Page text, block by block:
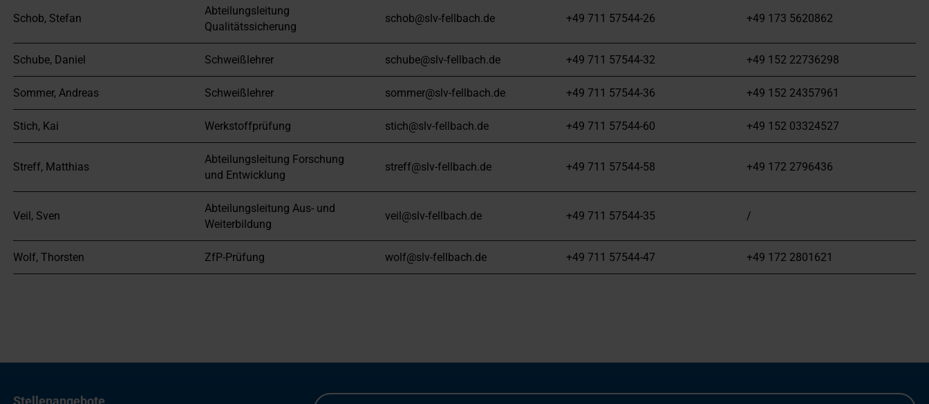
Schob, Stefan
Abteilungsleitung
Qualitätssicherung
schob@slv-fellbach.de +49 711 57544-26 +49 173 5620862
Schube, Daniel Schweißlehrer schube@slv-fellbach.de +49 711 57544-32 +49 152 22736298
Sommer, Andreas Schweißlehrer sommer@slv-fellbach.de +49 711 57544-36 +49 152 24357961
Stich, Kai Werkstoffprüfung stich@slv-fellbach.de +49 711 57544-60 +49 152 03324527
Streff, Matthias
Abteilungsleitung Forschung
und Entwicklung
streff@slv-fellbach.de +49 711 57544-58 +49 172 2796436
Veil, Sven
Abteilungsleitung Aus- und
Weiterbildung
veil@slv-fellbach.de +49 711 57544-35 /
Wolf, Thorsten ZfP-Prüfung wolf@slv-fellbach.de +49 711 57544-47 +49 172 2801621
Stellenangebote